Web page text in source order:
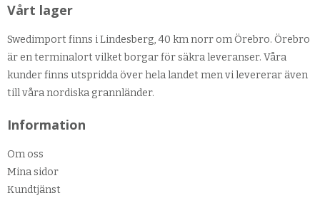
Vårt lager
Swedimport finns i Lindesberg, 40 km norr om Örebro. Örebro
är en terminalort vilket borgar för säkra leveranser. Våra
kunder finns utspridda över hela landet men vi levererar även
till våra nordiska grannländer.
Information
Om oss
Mina sidor
Kundtjänst